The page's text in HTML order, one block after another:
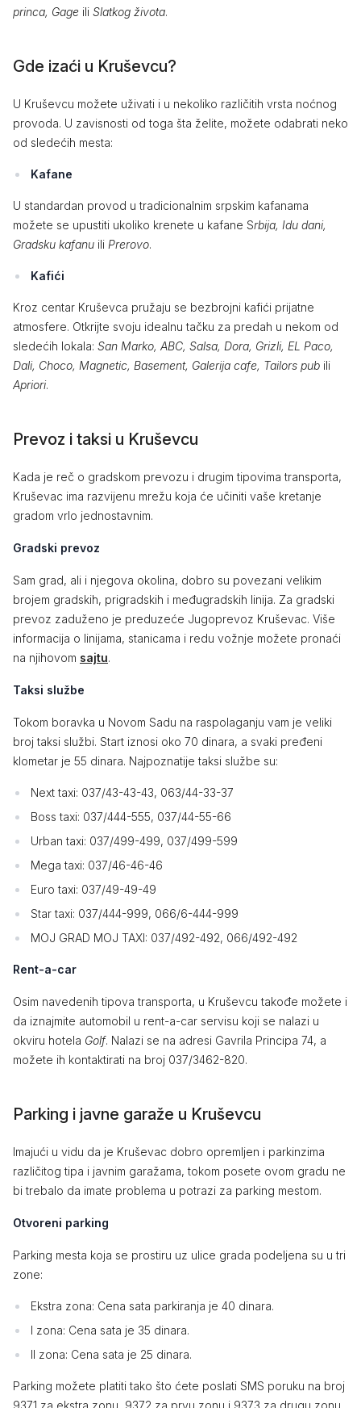
princa, Gage ili Slatkog života.
Gde izaći u Kruševcu?
U Kruševcu možete uživati i u nekoliko različitih vrsta noćnog
provoda. U zavisnosti od toga šta želite, možete odabrati neko
od sledećih mesta:
Kafane
U standardan provod u tradicionalnim srpskim kafanama
možete se upustiti ukoliko krenete u kafane Srbija, Idu dani,
Gradsku kafanu ili Prerovo.
Kafići
Kroz centar Kruševca pružaju se bezbrojni kafići prijatne
atmosfere. Otkrijte svoju idealnu tačku za predah u nekom od
sledećih lokala: San Marko, ABC, Salsa, Dora, Grizli, EL Paco,
Dali, Choco, Magnetic, Basement, Galerija cafe, Tailors pub ili
Apriori.
Prevoz i taksi u Kruševcu
Kada je reč o gradskom prevozu i drugim tipovima transporta,
Kruševac ima razvijenu mrežu koja će učiniti vaše kretanje
gradom vrlo jednostavnim.
Gradski prevoz
Sam grad, ali i njegova okolina, dobro su povezani velikim
brojem gradskih, prigradskih i međugradskih linija. Za gradski
prevoz zaduženo je preduzeće Jugoprevoz Kruševac. Više
informacija o linijama, stanicama i redu vožnje možete pronaći
na njihovom sajtu.
Taksi službe
Tokom boravka u Novom Sadu na raspolaganju vam je veliki
broj taksi službi. Start iznosi oko 70 dinara, a svaki pređeni
klometar je 55 dinara. Najpoznatije taksi službe su:
Next taxi: 037/43-43-43, 063/44-33-37
Boss taxi: 037/444-555, 037/44-55-66
Urban taxi: 037/499-499, 037/499-599
Mega taxi: 037/46-46-46
Euro taxi: 037/49-49-49
Star taxi: 037/444-999, 066/6-444-999
MOJ GRAD MOJ TAXI: 037/492-492, 066/492-492
Rent-a-car
Osim navedenih tipova transporta, u Kruševcu takođe možete i
da iznajmite automobil u rent-a-car servisu koji se nalazi u
okviru hotela Golf. Nalazi se na adresi Gavrila Principa 74, a
možete ih kontaktirati na broj 037/3462-820.
Parking i javne garaže u Kruševcu
Imajući u vidu da je Kruševac dobro opremljen i parkinzima
različitog tipa i javnim garažama, tokom posete ovom gradu ne
bi trebalo da imate problema u potrazi za parking mestom.
Otvoreni parking
Parking mesta koja se prostiru uz ulice grada podeljena su u tri
zone:
Ekstra zona: Cena sata parkiranja je 40 dinara.
I zona: Cena sata je 35 dinara.
II zona: Cena sata je 25 dinara.
Parking možete platiti tako što ćete poslati SMS poruku na broj
9371 za ekstra zonu, 9372 za prvu zonu i 9373 za drugu zonu.